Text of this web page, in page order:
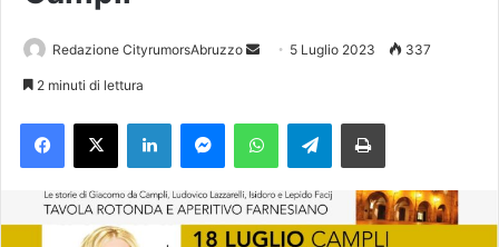
Redazione CityrumorsAbruzzo
a
n
'
5 Luglio 2023 337
2 minuti di lettura
Telegram